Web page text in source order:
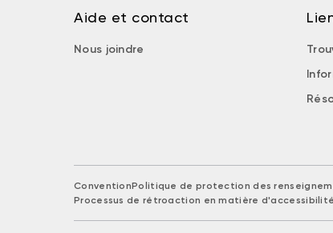
Aide et contact
Nous joindre
ConventionPolitique de protection des
Processus de rétroaction en matière d'accessibilité